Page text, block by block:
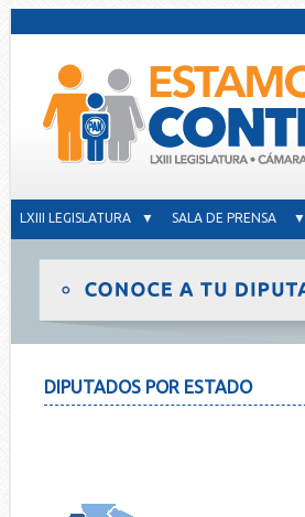
LXIII LEGISLATURA ▼ SALA DE PRENSA ▼
DIPUTADOS POR ESTADO